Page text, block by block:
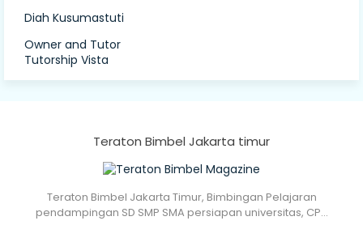
Diah Kusumastuti
Owner and Tutor
Tutorship Vista
Teraton Bimbel Jakarta timur
Teraton Bimbel Jakarta Timur, Bimbingan Pelajaran
pendampingan SD SMP SMA persiapan universitas, CP…